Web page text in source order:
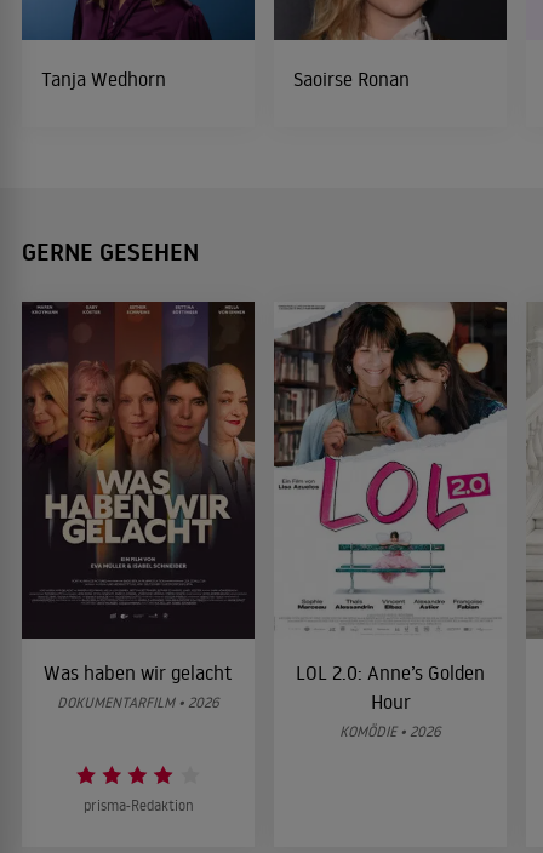
Tanja Wedhorn Saoirse Ronan
GERNE GESEHEN
Was haben wir gelacht
DOKUMENTARFILM • 2026
prisma-Redaktion
LOL 2.0: Anne’s Golden
Hour
KOMÖDIE • 2026